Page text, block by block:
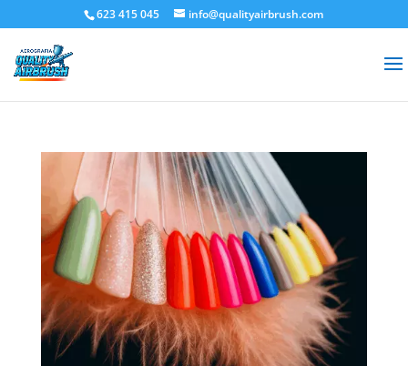
623 415 045 info@qualityairbrush.com